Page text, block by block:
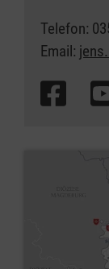
Telefon:
Email: